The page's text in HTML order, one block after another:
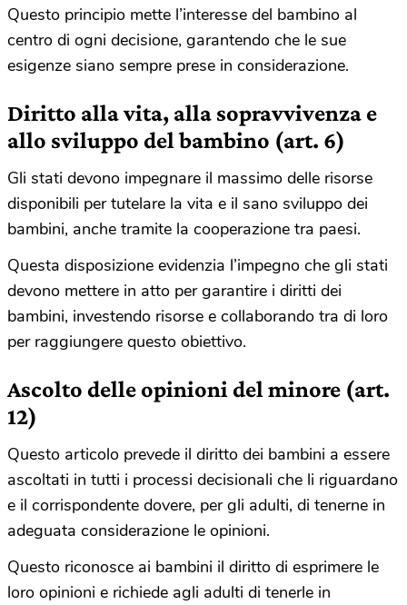
Questo principio mette l’interesse del bambino al
centro di ogni decisione, garantendo che le sue
esigenze siano sempre prese in considerazione.
Diritto alla vita, alla sopravvivenza e
allo sviluppo del bambino (art. 6)
Gli stati devono impegnare il massimo delle risorse
disponibili per tutelare la vita e il sano sviluppo dei
bambini, anche tramite la cooperazione tra paesi.
Questa disposizione evidenzia l’impegno che gli stati
devono mettere in atto per garantire i diritti dei
bambini, investendo risorse e collaborando tra di loro
per raggiungere questo obiettivo.
Ascolto delle opinioni del minore (art.
12)
Questo articolo prevede il diritto dei bambini a essere
ascoltati in tutti i processi decisionali che li riguardano
e il corrispondente dovere, per gli adulti, di tenerne in
adeguata considerazione le opinioni.
Questo riconosce ai bambini il diritto di esprimere le
loro opinioni e richiede agli adulti di tenerle in